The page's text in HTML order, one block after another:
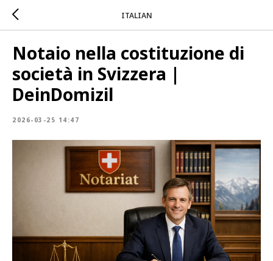
ITALIAN
Notaio nella costituzione di
società in Svizzera |
DeinDomizil
2026-03-25 14:47